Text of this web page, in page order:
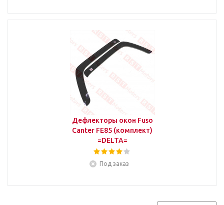
Дефлекторы окон Fuso
Canter FE85 (комплект)
=DELTA=
Под заказ